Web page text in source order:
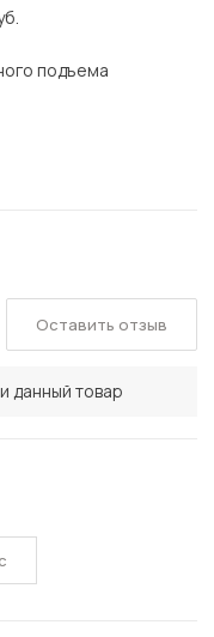
подъема
данный товар
Оставить отзыв